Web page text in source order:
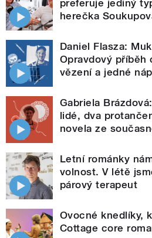
preferuje jediný
herečka
Daniel Flasza:
Opravdový příběh
vězení a jedné
Gabriela
lidé, dva
novela ze
Letní románky
volnost. V létě
párový terapeut
Ovocné knedlíky,
Cottage core